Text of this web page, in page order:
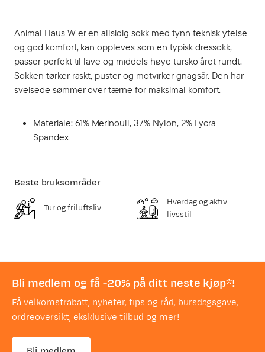
Animal Haus W er en allsidig sokk med tynn teknisk ytelse
og god komfort, kan oppleves som en typisk dressokk,
passer perfekt til lave og middels høye tursko året rundt.
Sokken tørker raskt, puster og motvirker gnagsår. Den har
sveisede sømmer over tærne for maksimal komfort.
Materiale: 61% Merinoull, 37% Nylon, 2% Lycra
Spandex
Beste bruksområder
Tur og friluftsliv
Hverdag og aktiv
livsstil
Bli medlem og få -20% på ditt neste kjøp*!
Få velkomstrabatt, nyheter, tips og råd, bursdagsgave,
ordreoversikt, eksklusive tilbud og mer!